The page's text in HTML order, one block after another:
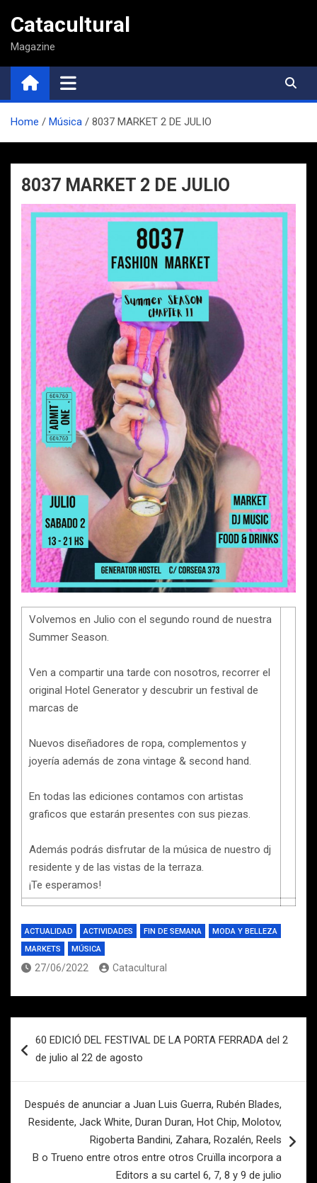
contenido
Catacultural
Magazine
Home Música 8037 MARKET 2 DE JULIO
8037 MARKET 2 DE JULIO
Volvemos en Julio con el segundo round de nuestra
Summer Season.
Ven a compartir una tarde con nosotros, recorrer el
original Hotel Generator y descubrir un festival de
marcas de
Nuevos diseñadores de ropa, complementos y
joyería además de zona vintage & second hand.
En todas las ediciones contamos con artistas
graficos que estarán presentes con sus piezas.
Además podrás disfrutar de la música de nuestro dj
residente y de las vistas de la terraza.
¡Te esperamos!
ACTUALIDAD ACTIVIDADES FIN DE SEMANA
MODA Y BELLEZA
MARKETS
MÚSICA
27/06/2022 Catacultural
de
60 EDICIÓ DEL FESTIVAL DE LA PORTA FERRADA del 2
de julio al 22 de agosto
Después de anunciar a Juan Luis Guerra, Rubén Blades,
Residente, Jack White, Duran Duran, Hot Chip, Molotov,
Rigoberta Bandini, Zahara, Rozalén, Reels
B o Trueno entre otros entre otros Cruïlla incorpora a
Editors a su cartel 6, 7, 8 y 9 de julio